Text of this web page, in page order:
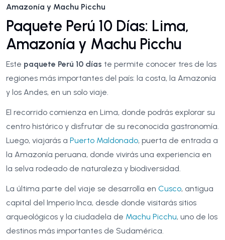
Amazonía y Machu Picchu
Paquete Perú 10 Días: Lima,
Amazonía y Machu Picchu
Este paquete Perú 10 días te permite conocer tres de las
regiones más importantes del país: la costa, la Amazonía
y los Andes, en un solo viaje.
El recorrido comienza en Lima, donde podrás explorar su
centro histórico y disfrutar de su reconocida gastronomía.
Luego, viajarás a Puerto Maldonado, puerta de entrada a
la Amazonía peruana, donde vivirás una experiencia en
la selva rodeado de naturaleza y biodiversidad.
La última parte del viaje se desarrolla en Cusco, antigua
capital del Imperio Inca, desde donde visitarás sitios
arqueológicos y la ciudadela de Machu Picchu, uno de los
destinos más importantes de Sudamérica.